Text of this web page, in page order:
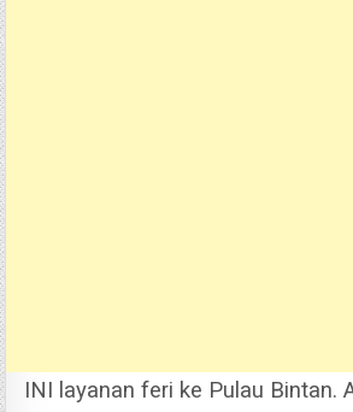
INI layanan feri ke Pulau Bintan.